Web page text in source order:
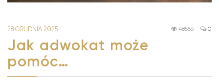
28 GRUDNIA 2025 0
48556
Jak adwokat może
pomóc…